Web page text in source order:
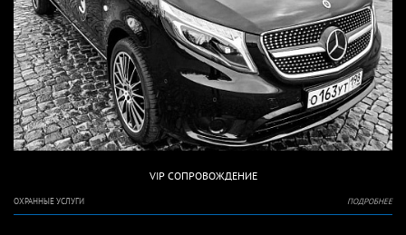
VIP СОПРОВОЖДЕНИЕ
ОХРАННЫЕ УСЛУГИ ПОДРОБНЕЕ